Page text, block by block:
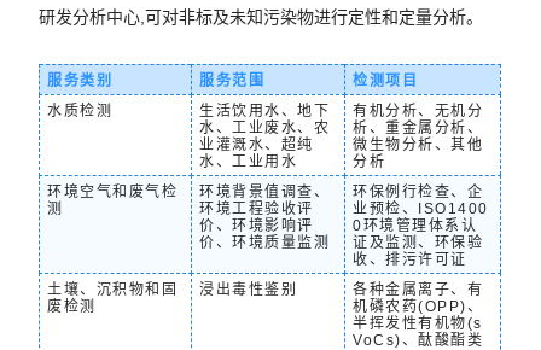
研发分析中心,可对非标及未知污染物进行定性和定量分析。
服务类别 服务范围
检测项目
水质检测
生活饮用水、地下
水、工业废水、农
业灌溉水、超纯
水、工业用水
有机分析、无机分
析、重金属分析、
微生物分析、其他
分析
环境空气和废气检
测
环境背景值调查、
环境工程验收评
价、环境影响评
价、环境质量监测
环保例行检查、企
业预检、ISO1400
0环境管理体系认
证及监测、环保验
收、排污许可证
土壤、沉积物和固
废检测
浸出毒性鉴别
各种金属离子、有
机磷农药(OPP)、
半挥发性有机物(s
VoCs)、酞酸酯类